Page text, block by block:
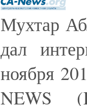
Мухтар
дал
ноября
NEWS